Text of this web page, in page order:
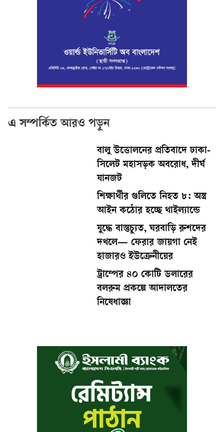
এ সম্পর্কিত আরও পড়ুন
বালু উত্তোলনের প্রতিবাদে ঢাকা-
সিলেট মহাসড়ক অবরোধ, দীর্ঘ
যানজট
শিক্ষার্থীর গুলিতে নিহত ৮: অস্ত্র
আইন কঠোর হচ্ছে থাইল্যান্ডে
যুদ্ধে বাস্তুচ্যুত, ঘরবাড়ি রুশদের
দখলে— ফেরার জায়গা নেই
হাজারও ইউক্রেনীয়ের
ট্রাম্পের ৪০ কোটি ডলারের
বলরুম প্রকল্পে আদালতের
নিষেধাজ্ঞা